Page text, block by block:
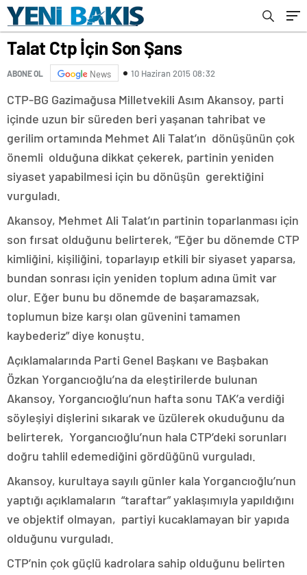
Talat Ctp İçin Son Şans
ABONE OL News 10 Haziran 2015 08:32
CTP-BG Gazimağusa Milletvekili Asım Akansoy, parti
içinde uzun bir süreden beri yaşanan tahribat ve
gerilim ortamında Mehmet Ali Talat’ın dönüşünün çok
önemli olduğuna dikkat çekerek, partinin yeniden
siyaset yapabilmesi için bu dönüşün gerektiğini
vurguladı.
Akansoy, Mehmet Ali Talat’ın partinin toparlanması için
son fırsat olduğunu belirterek, “Eğer bu dönemde CTP
kimliğini, kişiliğini, toparlayıp etkili bir siyaset yaparsa,
bundan sonrası için yeniden toplum adına ümit var
olur. Eğer bunu bu dönemde de başaramazsak,
toplumun bize karşı olan güvenini tamamen
kaybederiz” diye konuştu.
Açıklamalarında Parti Genel Başkanı ve Başbakan
Özkan Yorgancıoğlu’na da eleştirilerde bulunan
Akansoy, Yorgancıoğlu’nun hafta sonu TAK’a verdiği
söyleşiyi dişlerini sıkarak ve üzülerek okuduğunu da
belirterek, Yorgancıoğlu’nun hala CTP’deki sorunları
doğru tahlil edemediğini gördüğünü vurguladı.
Akansoy, kurultaya sayılı günler kala Yorgancıoğlu’nun
yaptığı açıklamaların “taraftar” yaklaşımıyla yapıldığını
ve objektif olmayan, partiyi kucaklamayan bir yapıda
olduğunu vurguladı.
CTP’nin çok güçlü kadrolara sahip olduğunu belirten